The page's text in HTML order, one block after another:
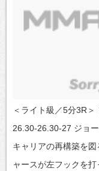
＜ライト級／5分3R
26.30-26.30-27 ジョ
キャリアの再構築を
ャースが左フックを打